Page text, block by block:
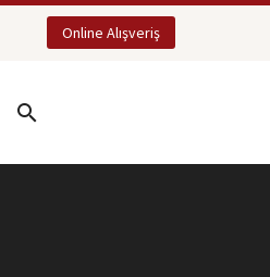
Online Alışveriş